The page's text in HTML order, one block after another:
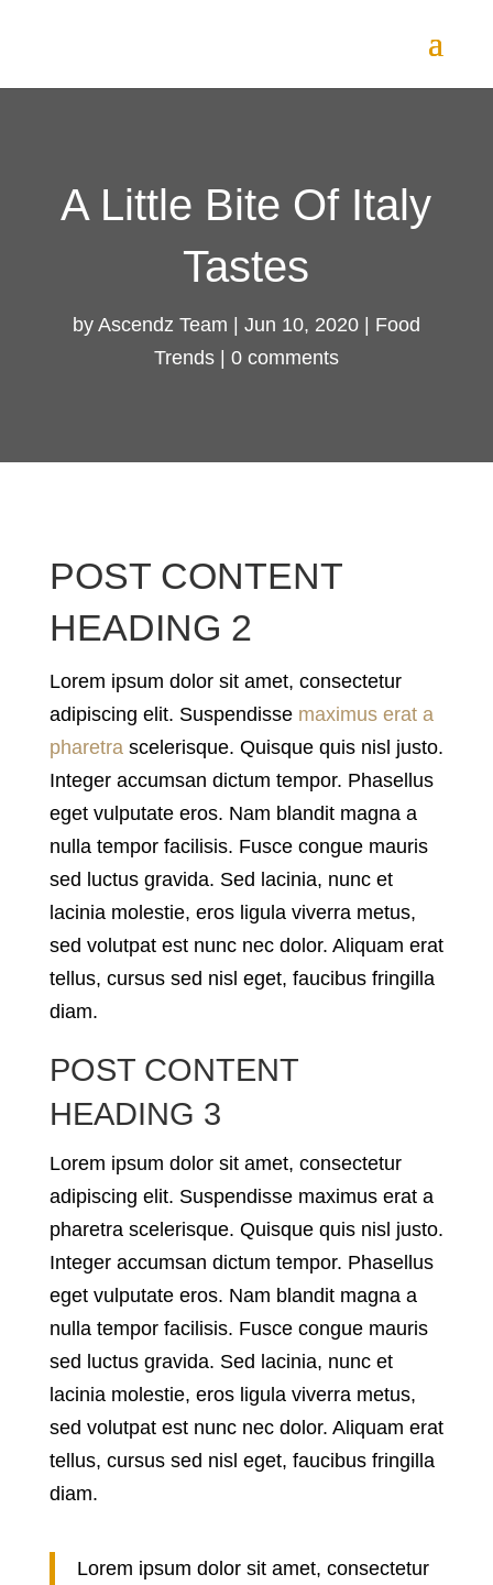
A Little Bite Of Italy
Tastes
by Ascendz Team Jun 10, 2020| Food
Trends| 0 comments
POST CONTENT
HEADING 2
Lorem ipsum dolor sit amet, consectetur
adipiscing elit. Suspendisse maximus erat a
pharetrascelerisque. Quisque quis nisl justo.
Integer accumsan dictum tempor. Phasellus
eget vulputate eros. Nam blandit magna a
nulla tempor facilisis. Fusce congue mauris
sed luctus gravida. Sed lacinia, nunc et
lacinia molestie, eros ligula viverra metus,
sed volutpat est nunc nec dolor. Aliquam erat
tellus, cursus sed nisl eget, faucibus fringilla
diam.
POST CONTENT
HEADING 3
Lorem ipsum dolor sit amet, consectetur
adipiscing elit. Suspendisse maximus erat a
pharetra scelerisque. Quisque quis nisl justo.
Integer accumsan dictum tempor. Phasellus
eget vulputate eros. Nam blandit magna a
nulla tempor facilisis. Fusce congue mauris
sed luctus gravida. Sed lacinia, nunc et
lacinia molestie, eros ligula viverra metus,
sed volutpat est nunc nec dolor. Aliquam erat
tellus, cursus sed nisl eget, faucibus fringilla
diam.
Lorem ipsum dolor sit amet, consectetur